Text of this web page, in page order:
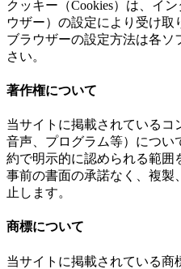
クッキー（Cookies）は、イ
ウザー）の設定により受け取
ブラウザーの設定方法は各
さい。
著作権について
当サイトに掲載されているコ
音声、プログラム等）につい
約で明示的に認められる範囲
事前の書面の承諾なく、複製
止します。
商標について
当サイトに掲載されている